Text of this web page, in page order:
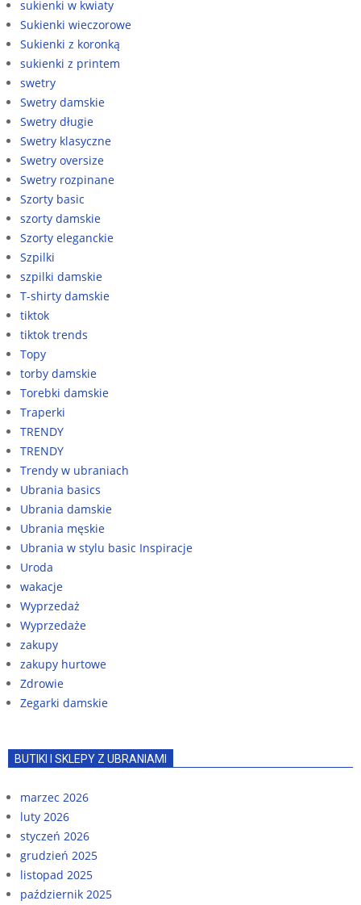
sukienki w kwiaty
Sukienki wieczorowe
Sukienki z koronką
sukienki z printem
swetry
Swetry damskie
Swetry długie
Swetry klasyczne
Swetry oversize
Swetry rozpinane
Szorty basic
szorty damskie
Szorty eleganckie
Szpilki
szpilki damskie
T-shirty damskie
tiktok
tiktok trends
Topy
torby damskie
Torebki damskie
Traperki
TRENDY
TRENDY
Trendy w ubraniach
Ubrania basics
Ubrania damskie
Ubrania męskie
Ubrania w stylu basic Inspiracje
Uroda
wakacje
Wyprzedaż
Wyprzedaże
zakupy
zakupy hurtowe
Zdrowie
Zegarki damskie
BUTIKI I SKLEPY Z UBRANIAMI
marzec 2026
luty 2026
styczeń 2026
grudzień 2025
listopad 2025
październik 2025